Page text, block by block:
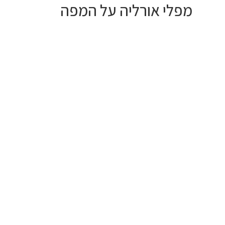
מפלי אורליה על המפה